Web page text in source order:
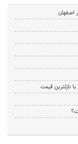
اصفهان
نازلترین قیمت